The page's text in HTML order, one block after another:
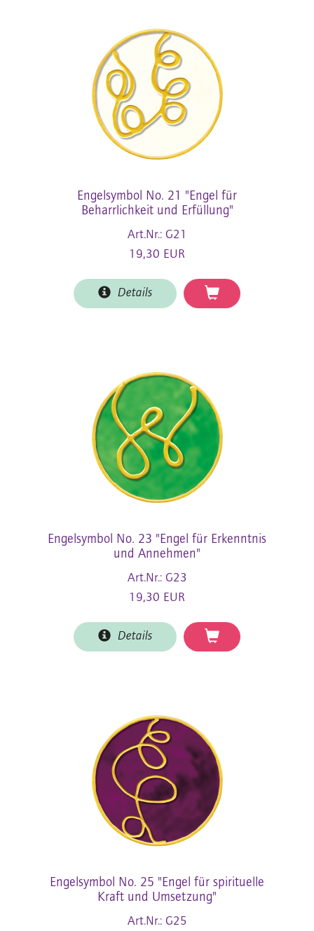
Engelsymbol No. 21 "Engel für
Beharrlichkeit und Erfüllung"
Art.Nr.: G21
19,30 EUR
Details
Engelsymbol No. 23 "Engel für Erkenntnis
und Annehmen"
Art.Nr.: G23
19,30 EUR
Details
Engelsymbol No. 25 "Engel für spirituelle
Kraft und Umsetzung"
Art.Nr.: G25